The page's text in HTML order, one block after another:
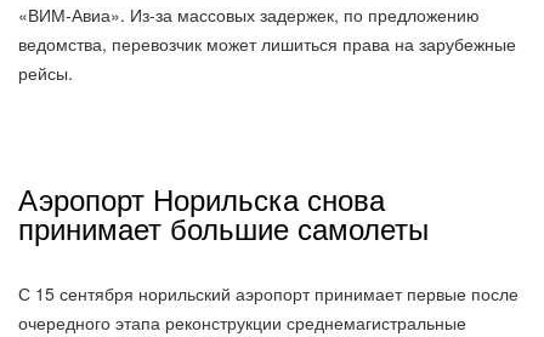
«ВИМ-Авиа». Из-за массовых задержек, по предложению
ведомства, перевозчик может лишиться права на зарубежные
рейсы.
Аэропорт Норильска снова
принимает большие самолеты
С 15 сентября норильский аэропорт принимает первые после
очередного этапа реконструкции среднемагистральные